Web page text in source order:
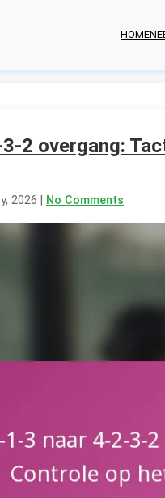
HOME
2 overgang:
2026 | No Comments